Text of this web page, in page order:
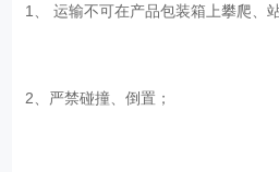
1、 运输不可在产品包装箱上攀爬、
2、严禁碰撞、倒置；